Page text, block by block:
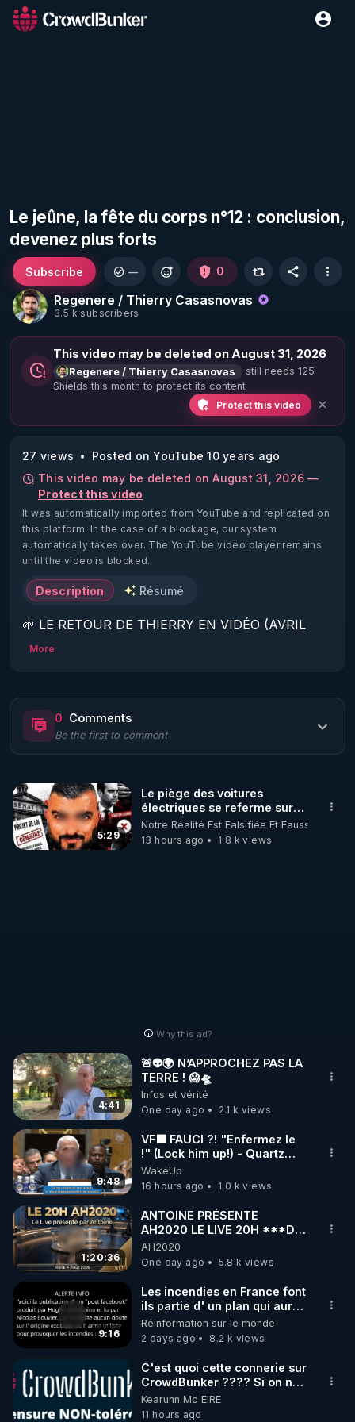
Le jeûne, la fête du corps n°12 : conclusion,
devenez plus forts
Regenere / Thierry Casasnovas
3.5 k subscribers
Subscribe — 0
This video may be deleted on August 31, 2026
Regenere / Thierry Casasnovas
still needs 125
Shields this month to protect its content
Protect this video
27 views
Posted on YouTube 10 years ago
This video may be deleted on August 31, 2026 —
Protect this video
It was automatically imported from YouTube and replicated on
this platform. In the case of a blockage, our system
automatically takes over. The YouTube video player remains
until the video is blocked.
Description Résumé
🌱 LE RETOUR DE THIERRY EN VIDÉO (AVRIL
2022)!
https://www.rgnr.fr/presentation.html
🌱 LE MAGAZINE RÉGÉNÈRE
🌱 LA BOUTIQUE DU MAGAZINE
Pour obtenir les anciens numéros que vous avez
🌱 INSTAGRAM
https://www.instagram.com/rdlr_thierrycasasnovas/
http://rgnr.li/instagram
🌱 LA NEWSLETTER
Pour ne pas rater l’actualité RGNR (stages,
http://rgnr.li/news
🌱 VIDÉOS NON CENSURÉES SUR ODYSEE
Toutes les vidéos Youtube sont aussi sur la
http://rgnr.li/odysee
🌱 LES STAGES EN PRÉSENTIEL
http://rgnr.li/stages
More
0 Comments
Be the first to comment
5:29
Le piège des voitures
électriques se referme sur
les usagers !
Notre Réalité Est Falsifiée Et Fausse
13 hours ago
1.8 k views
Why this ad?
4:41
🚨👽🌍 N’APPROCHEZ PAS LA
TERRE ! 😱🛸
Infos et vérité
One day ago
2.1 k views
9:48
VF🟩 FAUCI ?! "Enfermez le
!" (Lock him up!) - Quartz
Traduction
WakeUp
16 hours ago
1.0 k views
1:20:36
ANTOINE PRÉSENTE
AH2020 LE LIVE 20H ***DU
04/08/2026*** 📷LE
GRAND RÉVEIL EST EN
MARCHE 📷
AH2020
One day ago
5.8 k views
9:16
Les incendies en France font
ils partie d' un plan qui aurait
débuté le 11 septembre 2001
?
Réinformation sur le monde
2 days ago
8.2 k views
C'est quoi cette connerie sur
CrowdBunker ???? Si on ne
peut plus publier, c'est un
peu de la censure. Ne payez
Kearunn Mc EIRE
11 hours ago